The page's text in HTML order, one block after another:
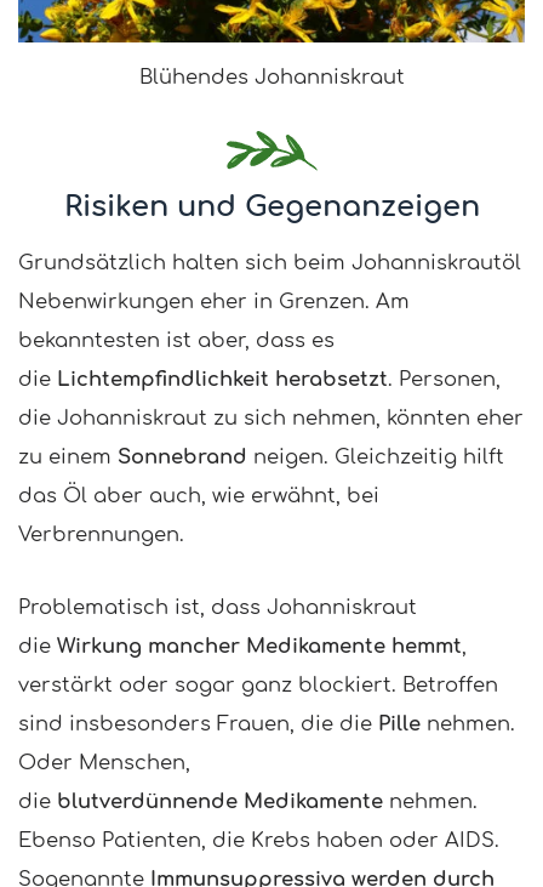
Blühendes Johanniskraut
Risiken und Gegenanzeigen
Grundsätzlich halten sich beim Johanniskrautöl
Nebenwirkungen eher in Grenzen. Am
bekanntesten ist aber, dass es
die Lichtempfindlichkeit herabsetzt. Personen,
die Johanniskraut zu sich nehmen, könnten eher
zu einem Sonnebrand neigen. Gleichzeitig hilft
das Öl aber auch, wie erwähnt, bei
Verbrennungen.
Problematisch ist, dass Johanniskraut
die Wirkung mancher Medikamente hemmt,
verstärkt oder sogar ganz blockiert. Betroffen
sind insbesonders Frauen, die die Pille nehmen.
Oder Menschen,
die blutverdünnende Medikamente nehmen.
Ebenso Patienten, die Krebs haben oder AIDS.
Sogenannte Immunsuppressiva werden durch